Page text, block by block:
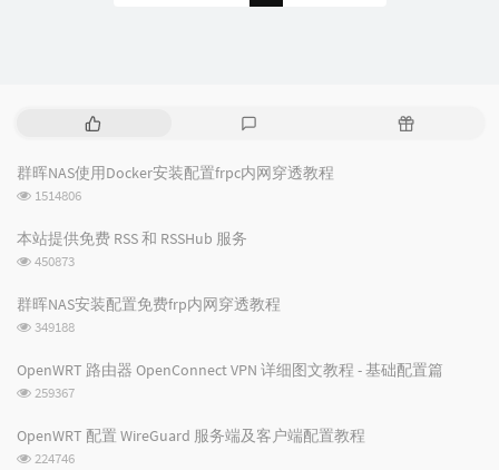
热
文
章
评
论
随
群晖NAS使用Docker安装配置frpc内网穿透教程
浏
次
数:
1514806
本站提供免费 RSS 和 RSSHub 服务
浏
次
数:
450873
群晖NAS安装配置免费frp内网穿透教程
浏
次
349188
OpenWRT 路由器 OpenConnect VPN 详细图文教程 - 基础配置篇
浏
次
259367
OpenWRT 配置 WireGuard 服务端及客户端配置教程
浏
224746